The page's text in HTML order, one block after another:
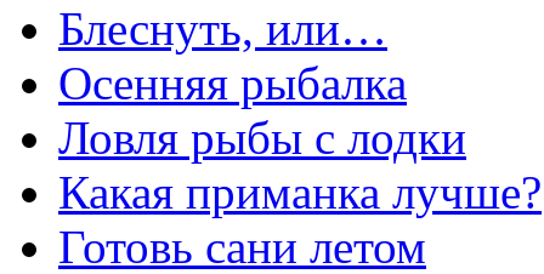
Блеснуть, или…
Осенняя рыбалка
Ловля рыбы с лодки
Какая приманка лучше?
Готовь сани летом